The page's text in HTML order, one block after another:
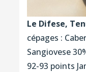
Le Difese,
cépages :
Sangiovese
92-93 points